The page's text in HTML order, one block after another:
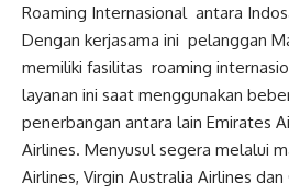
Roaming Internasional antara
Dengan kerjasama ini pelanggan
memiliki fasilitas roaming
layanan ini saat menggunakan
penerbangan antara lain Emirates
Airlines. Menyusul segera melalui
Airlines, Virgin Australia Airlines